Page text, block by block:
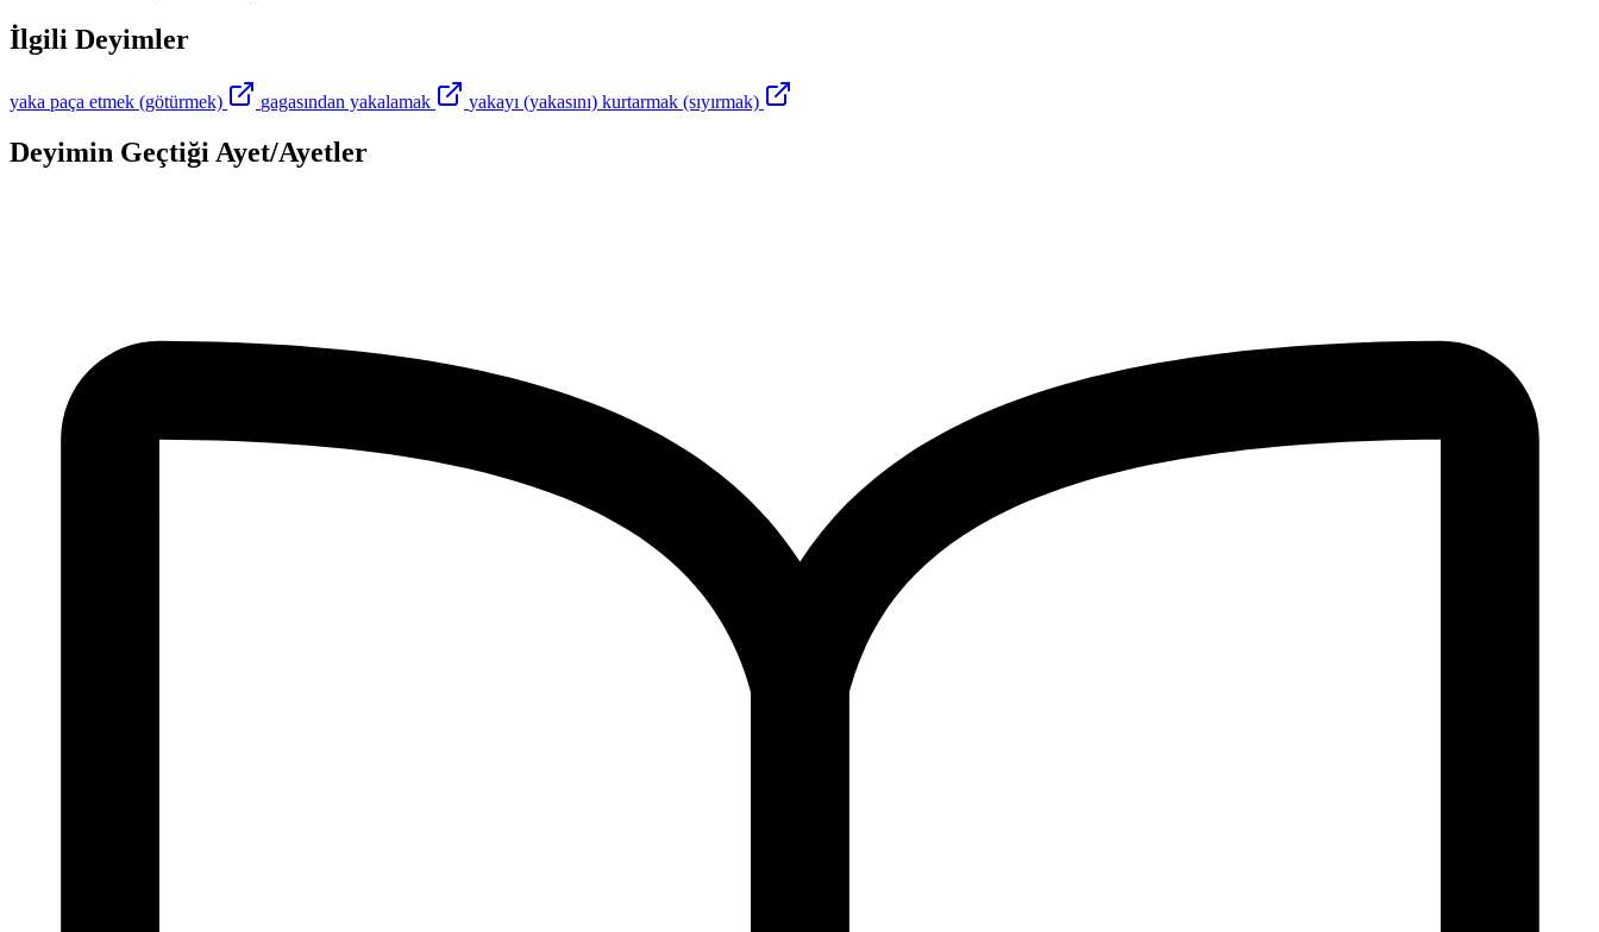
İlgili Deyimler
yaka paça etmek (götürmek) gagasından yakalamak yakayı (yakasını) kurtarmak (sıyırmak)
Deyimin Geçtiği Ayet/Ayetler